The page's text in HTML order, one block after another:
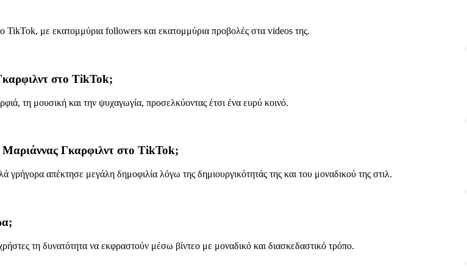
TikTok, με εκατομμύρια followers και εκατομμύρια προβολές στα videos της.
στο TikTok;
τη μουσική και την ψυχαγωγία, προσελκύοντας έτσι ένα ευρύ κοινό.
Μαριάννας Γκαρφιλντ στο TikTok;
απέκτησε μεγάλη δημοφιλία λόγω της δημιουργικότητάς της και του μοναδικού της στιλ.
τη δυνατότητα να εκφραστούν μέσω βίντεο με μοναδικό και διασκεδαστικό τρόπο.